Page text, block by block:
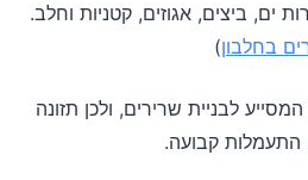
ים, ביצים, אגוזים, קטניות וחלב.
)
לבניית שרירים, ולכן תזונה
התעמלות קבועה.